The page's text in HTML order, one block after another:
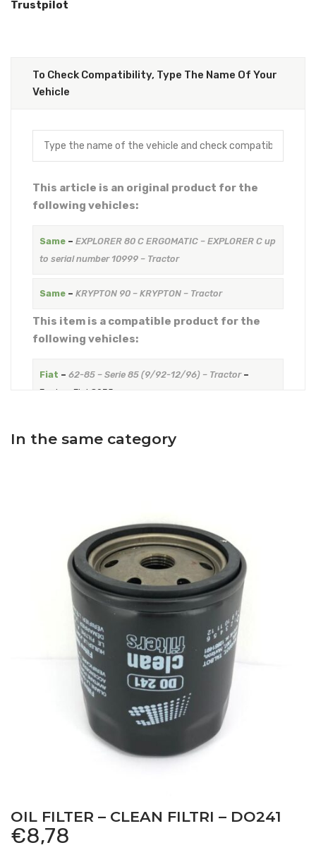
Trustpilot
To Check Compatibility, Type The Name Of Your
Vehicle
This article is an original product for the
following vehicles:
Same– EXPLORER 80 C ERGOMATIC – EXPLORER C up
to serial number 10999 – Tractor
Same– KRYPTON 90 – KRYPTON – Tractor
This item is a compatible product for the
following vehicles:
Fiat – 62-85 – Serie 85 (9/92-12/96) – Tractor–
Engine: Fiat 8035
In the same category
OIL FILTER – CLEAN FILTRI – DO241
€8,78